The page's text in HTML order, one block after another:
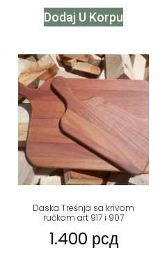
Dodaj U Korpu
Daska Trešnja sa krivom
ručkom art 917 i 907
1.400 рсд